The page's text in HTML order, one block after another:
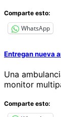
Comparte esto:
WhatsApp
Entregan nueva
Una
monitor
Comparte esto: